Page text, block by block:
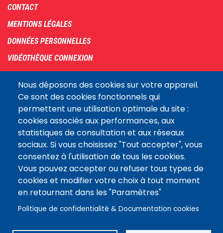
Nous déposons des cookies sur votre appareil.
Ce sont des cookies fonctionnels qui
permettent une utilisation optimale du site :
cookies associés aux performances, aux
statistiques de consultation et aux réseaux
sociaux. Si vous choisissez "Tout accepter", vous
consentez à l'utilisation de tous les cookies.
Vous pouvez accepter ou refuser tous types de
cookies et modifier votre choix à tout moment
en retournant dans les "Paramètres"
Politique de confidentialité & Documentation cookies
Footer
menu
CONTACT
MENTIONS LÉGALES
DONNÉES PERSONNELLES
VIDÉOTHÈQUE CONNEXION
COOKIES
Assemblée
nationaleLE SITE DE L’ASSEMBLÉE NATIONALE
Suivez-nous